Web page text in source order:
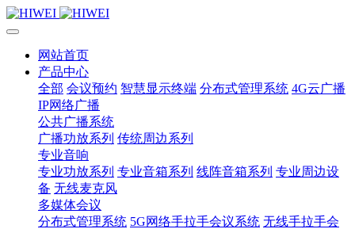
网站首页
产品中心
全部 会议预约 智慧显示终端 分布式管理系统 4G云广播
IP网络广播
公共广播系统
广播功放系列 传统周边系列
专业音响
专业功放系列 专业音箱系列 线阵音箱系列 专业周边设
备 无线麦克风
多媒体会议
分布式管理系统 5G网络手拉手会议系统 无线手拉手会